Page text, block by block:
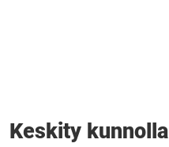
Keskity kunnolla